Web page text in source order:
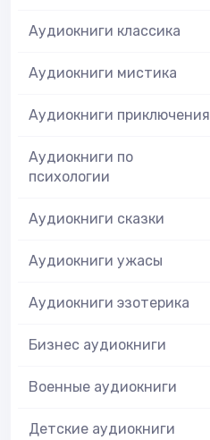
Аудиокниги классика
Аудиокниги мистика
Аудиокниги приключения
Аудиокниги по
психологии
Аудиокниги сказки
Аудиокниги ужасы
Аудиокниги эзотерика
Бизнес аудиокниги
Военные аудиокниги
Детские аудиокниги